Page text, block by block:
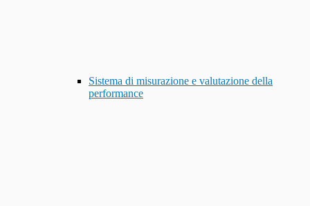
Sistema di misurazione e valutazione della
performance